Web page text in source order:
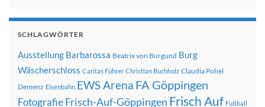
SCHLAGWÖRTER
Ausstellung Barbarossa Beatrix von Burgund Burg
Wäscherschloss Caritas Führer Christian Buchholz Claudia Pohel
Demenz Eisenbahn EWS Arena FA Göppingen
FotografieFrisch-Auf-Göppingen Frisch Auf Fußball